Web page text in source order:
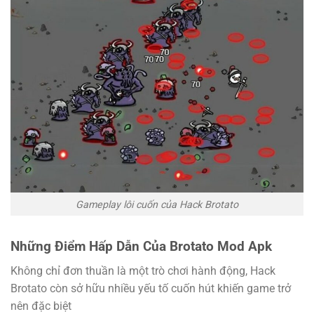
Gameplay lôi cuốn của Hack Brotato
Những Điểm Hấp Dẫn Của Brotato Mod Apk
Không chỉ đơn thuần là một trò chơi hành động, Hack
Brotato còn sở hữu nhiều yếu tố cuốn hút khiến game trở
nên đặc biệt